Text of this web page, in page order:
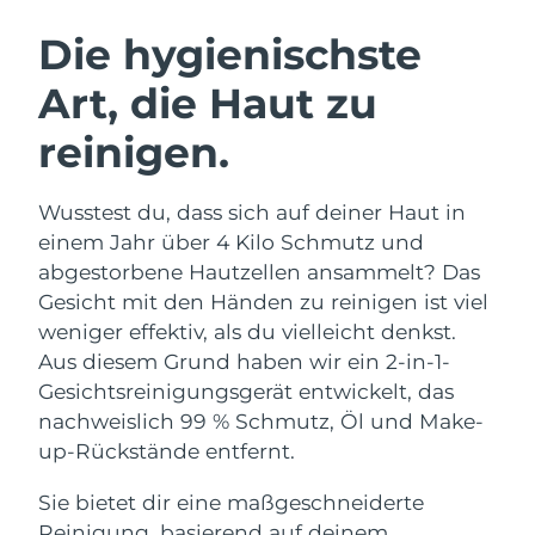
Die hygienischste
Art, die Haut zu
reinigen.
Wusstest du, dass sich auf deiner Haut in
einem Jahr über 4 Kilo Schmutz und
abgestorbene Hautzellen ansammelt? Das
Gesicht mit den Händen zu reinigen ist viel
weniger effektiv, als du vielleicht denkst.
Aus diesem Grund haben wir ein 2-in-1-
Gesichtsreinigungsgerät entwickelt, das
nachweislich 99 % Schmutz, Öl und Make-
up-Rückstände entfernt.
Sie bietet dir eine maßgeschneiderte
Gesichtsreinigung
Anti-aging massage
LUNA™ 4 Plus
Massage, LED heating
LUNA™ 4 Men
For men, anti-aging massage
Microcurrent toning
BEAR™ 2 go
Microcurrent toning on-the-go
BEAR™ 2 eyes & lips
Microcurrent line smoothing device
Hydratisierung
UFO™ 3 Set
Deep facial hydration
UFO™ 3 LED
device
Mundpflege
issa™ 4
Hybrid silicone sonic toothbrush
issa™ 4 plus
FAQ™ ANTI-AGING-BEHANDLUNG
Anti-aging LED-Behandlungen
NEW
Österreich Erwartete Lieferung
Bahrain Erwartete Lieferung
Belgien
Bermuda Erwartete Lieferung
Bosnien und
Herzegowina
Erwartete Lieferung8/11/26
Brunei Darussalam Erwartete Lieferung8/13/26
Bulgarien Erwartete Lieferung8/8/26